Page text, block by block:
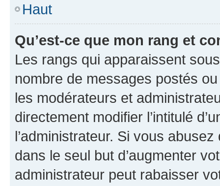
Haut
Qu’est-ce que mon rang et
Les rangs qui apparaissent
nombre de messages postés
les modérateurs et
directement modifier l’intitulé
l’administrateur. Si vous
dans le seul but d’augmenter
administrateur peut rabaisser